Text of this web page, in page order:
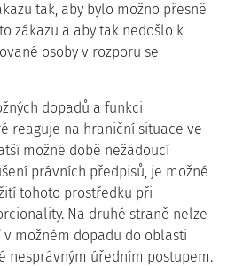
tak, aby bylo možno přesně
zákazu a aby tak nedošlo k
osoby v rozporu se
dopadů a funkci
reaguje na hraniční situace ve
možné době nežádoucí
právních předpisů, je možné
tohoto prostředku při
Na druhé straně nelze
možném dopadu do oblasti
nesprávným úředním postupem.